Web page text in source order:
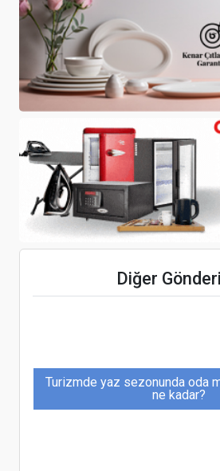
Diğer
İGA, küresel havacılık
buluşturdu
İtalya'da yeni yıl
Travel Turkey İzmir ilk kez
Turizmde yaz sezonunda oda
ne kadar?